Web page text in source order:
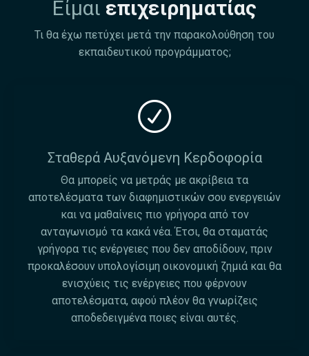
Είμαι επιχειρηματίας
Τι θα έχω πετύχει μετά την παρακολούθηση του
εκπαιδευτικού προγράμματος;
Σταθερά Αυξανόμενη Κερδοφορία
Θα μπορείς να μετράς με ακρίβεια τα
αποτελέσματα των διαφημιστικών σου ενεργειών
και να μαθαίνεις πιο γρήγορα από τον
ανταγωνισμό τα κακά νέα. Έτσι, θα σταματάς
γρήγορα τις ενέργειες που δεν αποδίδουν, πριν
προκαλέσουν υπολογίσιμη οικονομική ζημιά και θα
ενισχύεις τις ενέργειες που φέρνουν
αποτελέσματα, αφού πλέον θα γνωρίζεις
αποδεδειγμένα ποιες είναι αυτές.